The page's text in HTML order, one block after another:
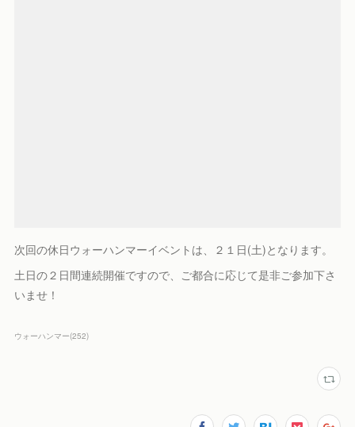
次回の休日ウォーハンマーイベントは、２１日(土)となります。
土日の２日間連続開催ですので、ご都合に応じて是非ご参加下さ
いませ！
ウォーハンマー(252)